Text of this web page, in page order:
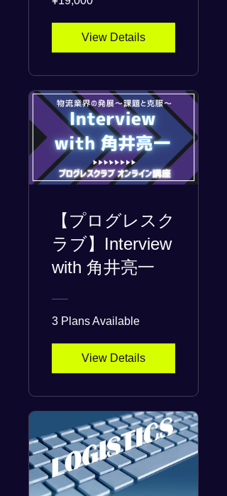
View Details
【プログレスク
ラブ】Interview
with 角井亮一
3 Plans Available
View Details